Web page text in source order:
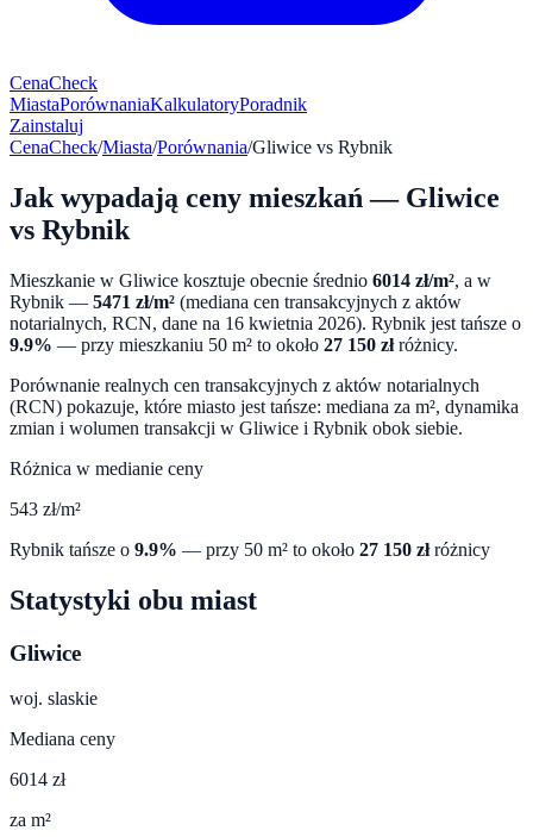
CenaCheck
MiastaPorównaniaKalkulatoryPoradnik
Zainstaluj
CenaCheck/Miasta/Porównania/Gliwice vs Rybnik
Jak wypadają ceny mieszkań — Gliwice
vs Rybnik
Mieszkanie w Gliwice kosztuje obecnie średnio 6014 zł/m², a w
Rybnik — 5471 zł/m² (mediana cen transakcyjnych z aktów
notarialnych, RCN, dane na 16 kwietnia 2026). Rybnik jest tańsze o
9.9% — przy mieszkaniu 50 m² to około 27 150 złróżnicy.
Porównanie realnych cen transakcyjnych z aktów notarialnych
(RCN) pokazuje, które miasto jest tańsze: mediana za m², dynamika
zmian i wolumen transakcji w Gliwice i Rybnik obok siebie.
Różnica w medianie ceny
543 zł/m²
Rybnik tańsze o 9.9% — przy 50 m² to około 27 150 złróżnicy
Statystyki obu miast
Gliwice
woj. slaskie
Mediana ceny
6014 zł
za m²